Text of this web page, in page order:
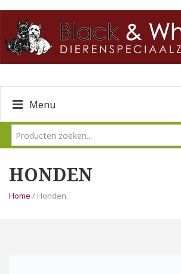
Menu
HONDEN
Home / Honden